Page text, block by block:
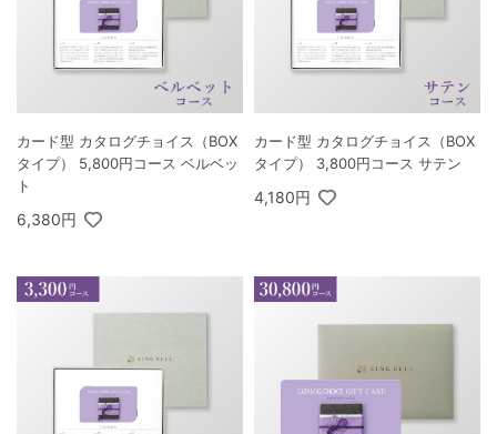
カード型 カタログチョイス（BOX
タイプ） 5,800円コース ベルベッ
ト
6,380円
カード型 カタログチョイス（BOX
タイプ） 3,800円コース サテン
4,180円